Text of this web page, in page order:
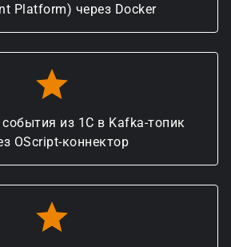
Platform) через Docker
события из 1С в Kafka-топик
OScript-коннектор